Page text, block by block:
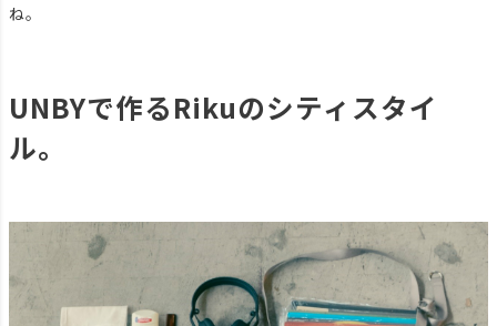
ね。
UNBYで作るRikuのシティスタイ
ル。